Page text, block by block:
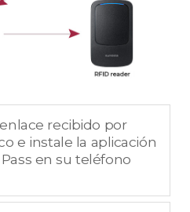
recibido por
e instale la aplicación
en su teléfono